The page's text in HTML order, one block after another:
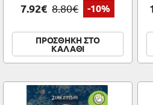
7.92€ 8.80€ -10%
ΠΡΟΣΘΗΚΗ ΣΤΟ
ΚΑΛΑΘΙ